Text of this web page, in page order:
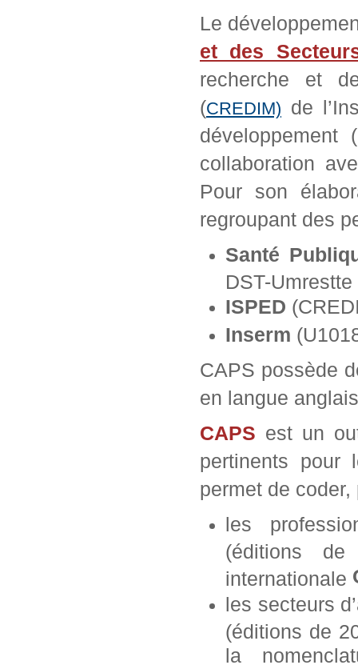
Le
et des
recherche et
(CREDIM) de
développement
collaboration
Pour son
regroupant des
Santé
DST-
ISPED
Inserm
CAPS possède
en langue
CAPS est un
pertinents pour
permet de
les
(éditions
internationale
les secteurs
(éditions de
la